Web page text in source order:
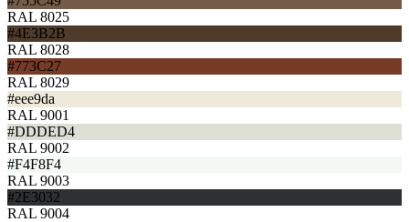
RAL 8025
#4E3B2B
RAL 8028
#773C27
RAL 8029
#eee9da
RAL 9001
#DDDED4
RAL 9002
#F4F8F4
RAL 9003
#2E3032
RAL 9004